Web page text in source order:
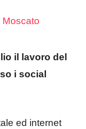
il lavoro del
i social
ed internet